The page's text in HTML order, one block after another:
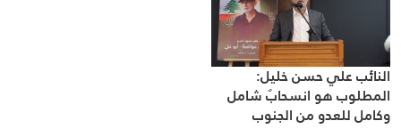
النائب علي حسن خليل:
المطلوب هو انسحابٌ شامل
وكامل للعدو من الجنوب